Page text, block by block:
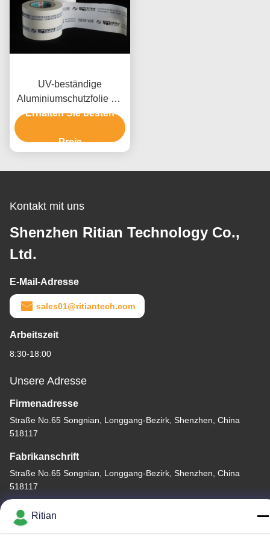
UV-beständige
Aluminiumschutzfolie mit
Acrylklebstoff zum Schutz
Rückstände
Erhalten Sie besten
Preis
Kontakt mit uns
Shenzhen Ritian Technology Co.,
Ltd.
E-Mail-Adresse
sales01@ritiantech.com
Arbeitszeit
8:30-18:00
Unsere Adresse
Firmenadresse
Straße No.65 Songnian, Longgang-Bezirk, Shenzhen, China
518117
Fabrikanschrift
Straße No.65 Songnian, Longgang-Bezirk, Shenzhen, China
518117
Telefon
+86-755-84080323
Ritian